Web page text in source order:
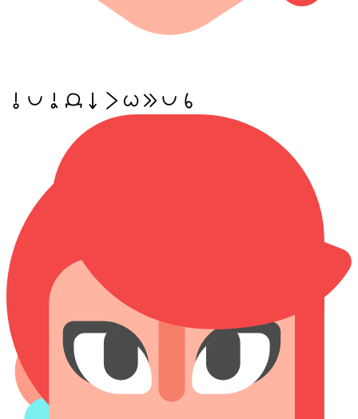
o pona a mije ni li wile e pona sina!